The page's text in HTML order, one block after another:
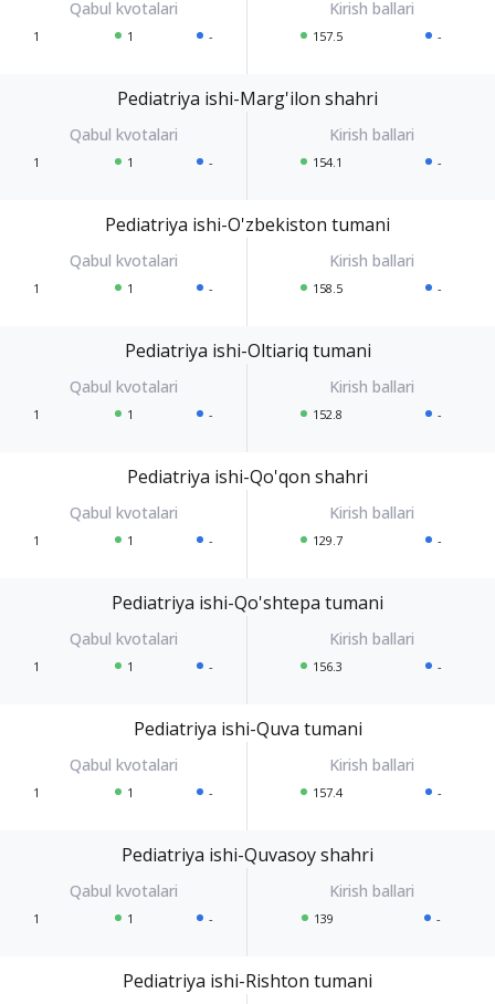
1 1 - 157.5 -
Pediatriya ishi-Marg'ilon shahri
1 1 - 154.1 -
Pediatriya ishi-O'zbekiston tumani
1 1 - 158.5 -
Pediatriya ishi-Oltiariq tumani
1 1 - 152.8 -
Pediatriya ishi-Qo'qon shahri
1 1 - 129.7 -
Pediatriya ishi-Qo'shtepa tumani
1 1 - 156.3 -
Pediatriya ishi-Quva tumani
1 1 - 157.4 -
Pediatriya ishi-Quvasoy shahri
1 1 - 139 -
Pediatriya ishi-Rishton tumani